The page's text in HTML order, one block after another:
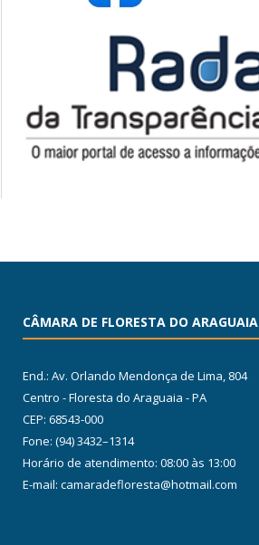
CÂMARA DE FLORESTA DO ARAGUAIA
End.: Av. Orlando Mendonça de Lima, 804
Centro - Floresta do Araguaia - PA
CEP: 68543-000
Fone: (94) 3432–1314
Horário de atendimento: 08:00 às 13:00
E-mail: camaradefloresta@hotmail.com